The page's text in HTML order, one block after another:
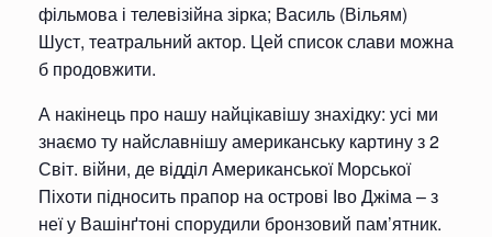
фільмова і телевізійна зірка; Василь (Вільям)
Шуст, театральний актор. Цей список слави можна
б продовжити.
А накінець про нашу найцікавішу знахідку: усі ми
знаємо ту найславнішу американську картину з 2
Світ. війни, де відділ Американської Морської
Піхоти підносить прапор на острові Іво Джіма – з
неї у Вашінґтоні спорудили бронзовий пам’ятник.